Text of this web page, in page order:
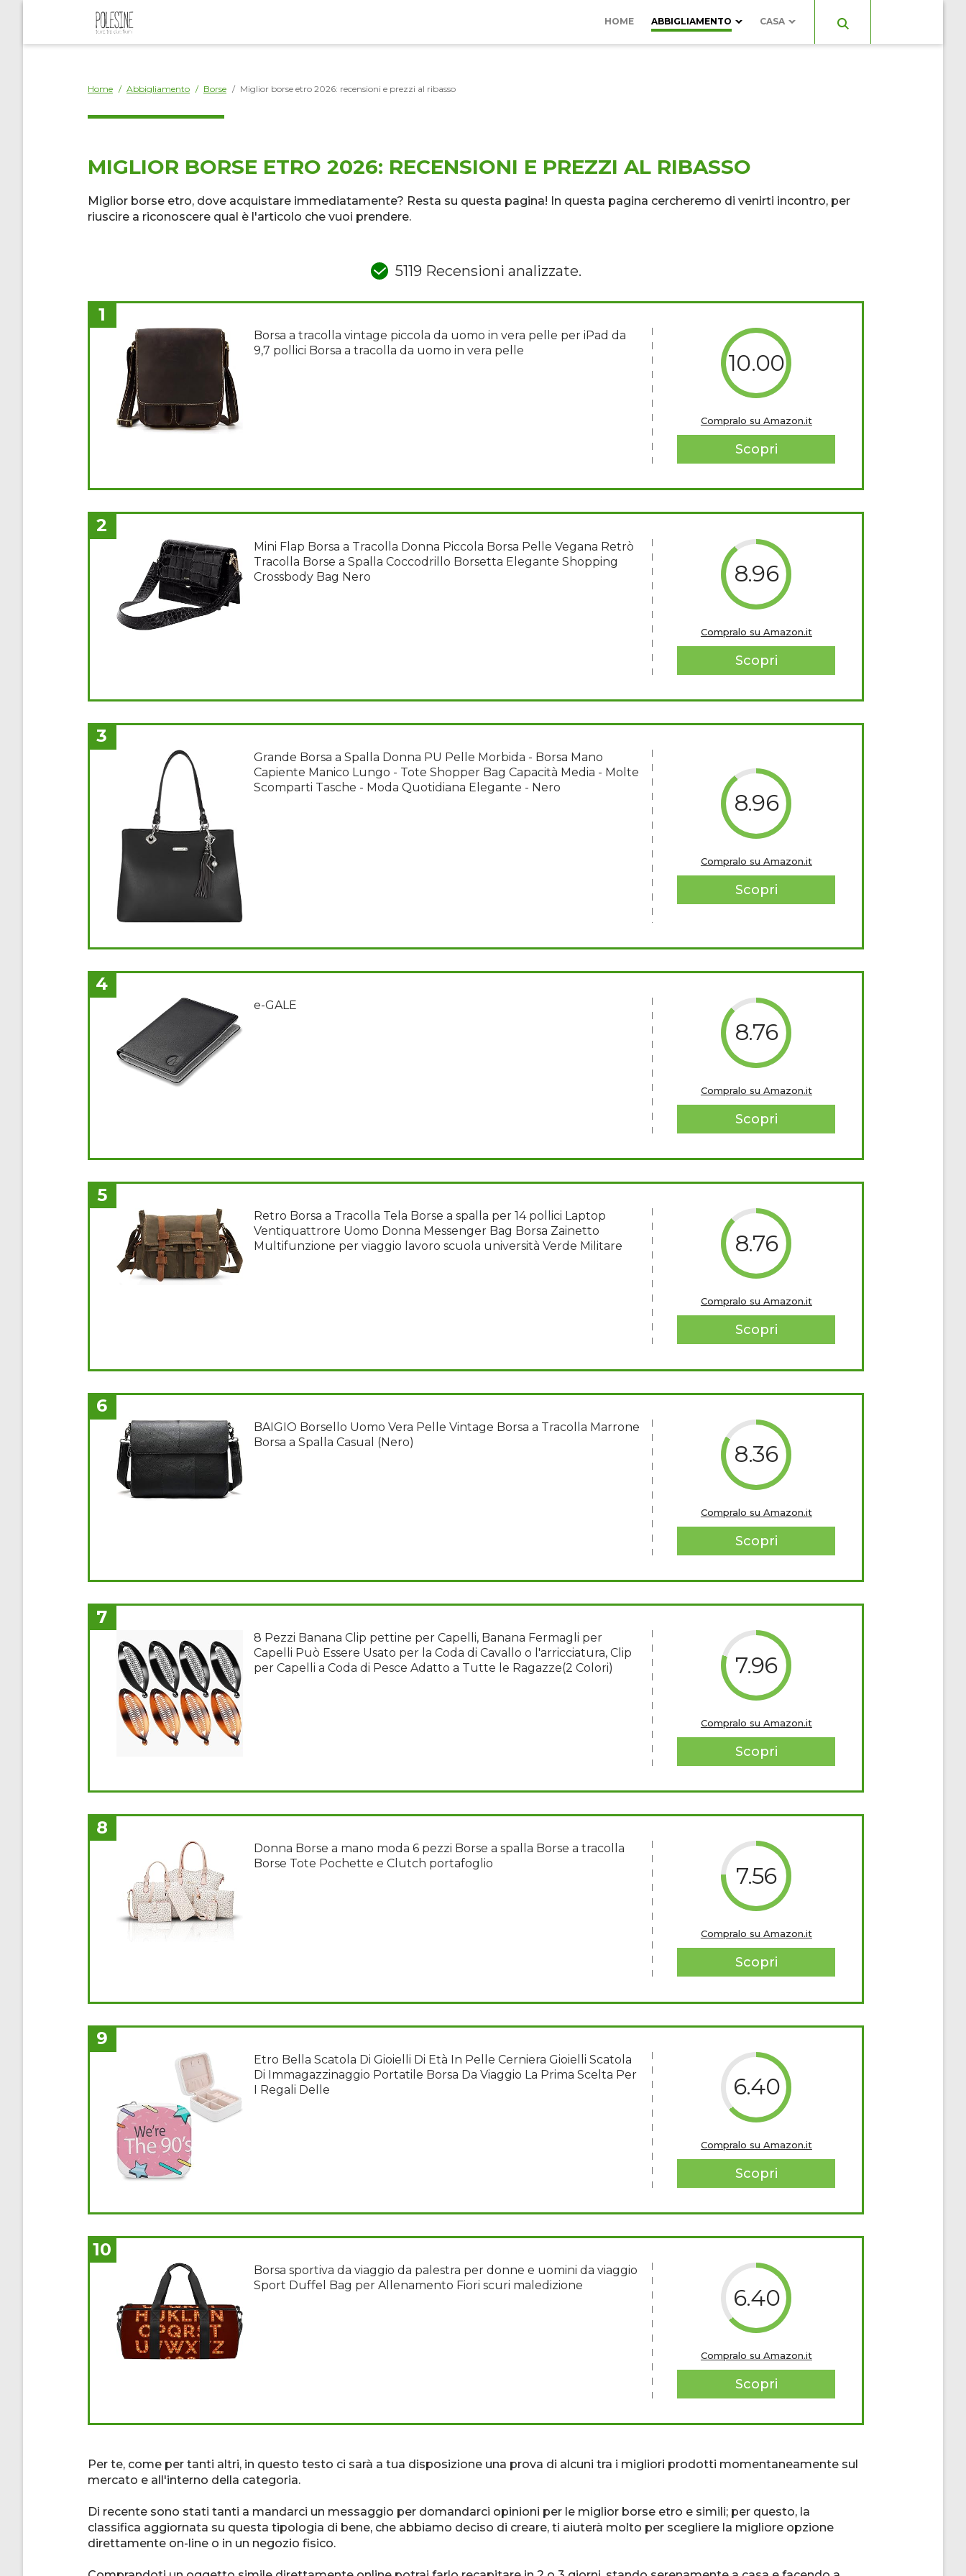
HOME ABBIGLIAMENTO CASA
Home / Abbigliamento / Borse / Miglior borse etro 2026: recensioni e prezzi al ribasso
MIGLIOR BORSE ETRO 2026: RECENSIONI E PREZZI AL RIBASSO
Miglior borse etro, dove acquistare immediatamente? Resta su questa pagina! In questa pagina cercheremo di venirti incontro, per
riuscire a riconoscere qual è l'articolo che vuoi prendere.
5119 Recensioni analizzate.
1
Borsa a tracolla vintage piccola da uomo in vera pelle per iPad da
9,7 pollici Borsa a tracolla da uomo in vera pelle
10.00
Compralo su Amazon.it
Scopri
2
Mini Flap Borsa a Tracolla Donna Piccola Borsa Pelle Vegana Retrò
Tracolla Borse a Spalla Coccodrillo Borsetta Elegante Shopping
Crossbody Bag Nero
8.96
Compralo su Amazon.it
Scopri
3
Grande Borsa a Spalla Donna PU Pelle Morbida - Borsa Mano
Capiente Manico Lungo - Tote Shopper Bag Capacità Media - Molte
Scomparti Tasche - Moda Quotidiana Elegante - Nero
8.96
Compralo su Amazon.it
Scopri
4
e-GALE
8.76
Compralo su Amazon.it
Scopri
5
Retro Borsa a Tracolla Tela Borse a spalla per 14 pollici Laptop
Ventiquattrore Uomo Donna Messenger Bag Borsa Zainetto
Multifunzione per viaggio lavoro scuola università Verde Militare
8.76
Compralo su Amazon.it
Scopri
6
BAIGIO Borsello Uomo Vera Pelle Vintage Borsa a Tracolla Marrone
Borsa a Spalla Casual (Nero)
8.36
Compralo su Amazon.it
Scopri
7
8 Pezzi Banana Clip pettine per Capelli, Banana Fermagli per
Capelli Può Essere Usato per la Coda di Cavallo o l'arricciatura, Clip
per Capelli a Coda di Pesce Adatto a Tutte le Ragazze(2 Colori)
7.96
Compralo su Amazon.it
Scopri
8
Donna Borse a mano moda 6 pezzi Borse a spalla Borse a tracolla
Borse Tote Pochette e Clutch portafoglio
7.56
Compralo su Amazon.it
Scopri
9
Etro Bella Scatola Di Gioielli Di Età In Pelle Cerniera Gioielli Scatola
Di Immagazzinaggio Portatile Borsa Da Viaggio La Prima Scelta Per
I Regali Delle
6.40
Compralo su Amazon.it
Scopri
10
Borsa sportiva da viaggio da palestra per donne e uomini da viaggio
Sport Duffel Bag per Allenamento Fiori scuri maledizione
6.40
Compralo su Amazon.it
Scopri
Per te, come per tanti altri, in questo testo ci sarà a tua disposizione una prova di alcuni tra i migliori prodotti momentaneamente sul
mercato e all'interno della categoria.
Di recente sono stati tanti a mandarci un messaggio per domandarci opinioni per le miglior borse etro e simili; per questo, la
classifica aggiornata su questa tipologia di bene, che abbiamo deciso di creare, ti aiuterà molto per scegliere la migliore opzione
direttamente on-line o in un negozio fisico.